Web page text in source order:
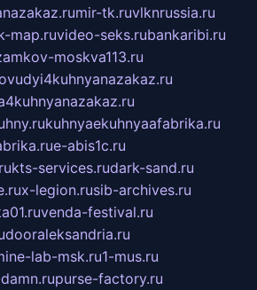
mir-tk.ruvlknrussia.ru
map.ruvideo-seks.rubankaribi.ru
moskva113.ru
kuhnyaekuhnyaafabrika.ru
e-abis1c.ru
kts-services.rudark-sand.ru
x-legion.rusib-archives.ru
venda-festival.ru
dooraleksandria.ru
lab-msk.ru1-mus.ru
purse-factory.ru